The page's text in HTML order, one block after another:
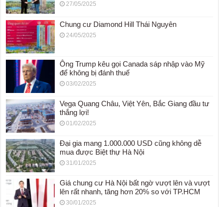
27/05/2025
Chung cư Diamond Hill Thái Nguyên
24/05/2025
Ông Trump kêu gọi Canada sáp nhập vào Mỹ
để không bị đánh thuế
03/02/2025
Vega Quang Châu, Việt Yên, Bắc Giang đầu tư
thắng lợi!
01/02/2025
Đại gia mang 1.000.000 USD cũng không dễ
mua được Biệt thự Hà Nội
31/01/2025
Giá chung cư Hà Nội bất ngờ vượt lên và vượt
lên rất nhanh, tăng hơn 20% so với TP.HCM
30/01/2025